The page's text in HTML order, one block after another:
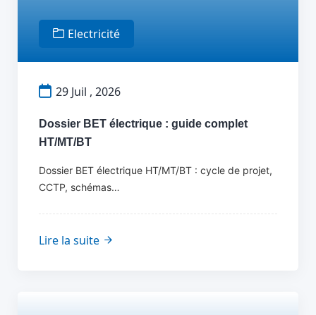
Electricité
29 Juil , 2026
Dossier BET électrique : guide complet
HT/MT/BT
Dossier BET électrique HT/MT/BT : cycle de projet,
CCTP, schémas…
Lire la suite